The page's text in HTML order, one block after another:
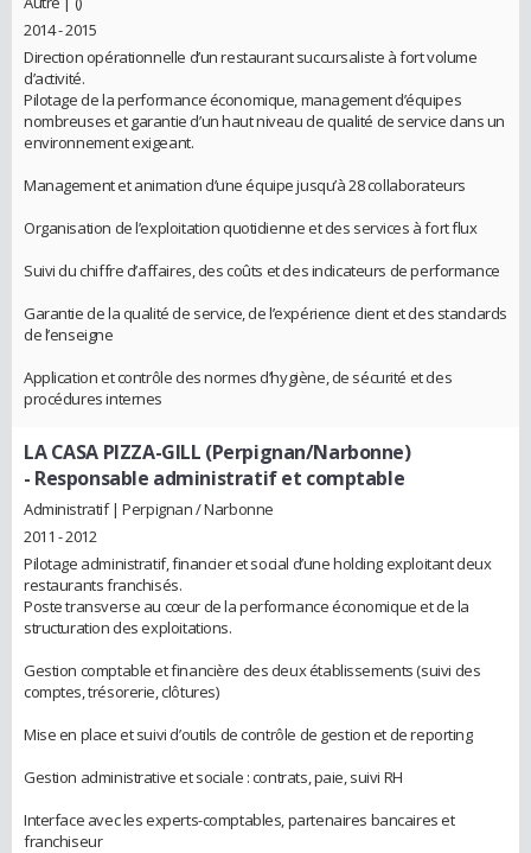
2014 - 2015
Direction opérationnelle d’un restaurant succursaliste à fort volume
d’activité.
Pilotage de la performance économique, management d’équipes
nombreuses et garantie d’un haut niveau de qualité de service dans un
environnement exigeant.
Management et animation d’une équipe jusqu’à 28 collaborateurs
Organisation de l’exploitation quotidienne et des services à fort flux
Suivi du chiffre d’affaires, des coûts et des indicateurs de performance
Garantie de la qualité de service, de l’expérience client et des standards
de l’enseigne
Application et contrôle des normes d’hygiène, de sécurité et des
procédures internes
LA CASA PIZZA-GILL (Perpignan/Narbonne)
- Responsable administratif et comptable
Administratif | Perpignan / Narbonne
2011 - 2012
Pilotage administratif, financier et social d’une holding exploitant deux
restaurants franchisés.
Poste transverse au cœur de la performance économique et de la
structuration des exploitations.
Gestion comptable et financière des deux établissements (suivi des
comptes, trésorerie, clôtures)
Mise en place et suivi d’outils de contrôle de gestion et de reporting
Gestion administrative et sociale : contrats, paie, suivi RH
Interface avec les experts-comptables, partenaires bancaires et
franchiseur